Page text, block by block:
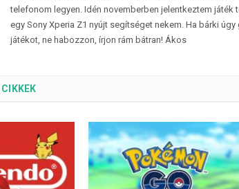
telefonom legyen. Idén novemberben jelentkeztem játék
egy Sony Xperia Z1 nyújt segítséget nekem. Ha bárki
játékot, ne habozzon, írjon rám bátran! Ákos
CIKKEK